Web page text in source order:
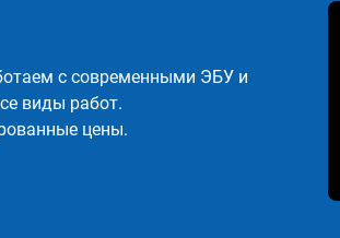
с современными ЭБУ и
виды работ.
цены.